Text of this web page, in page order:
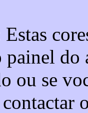
Estas
do
ou se
contactar